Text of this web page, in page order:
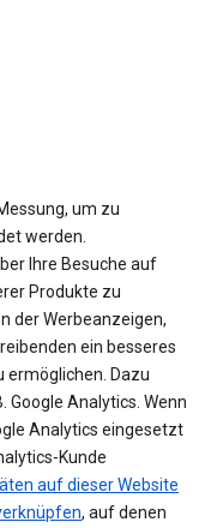
um zu
werden.
Ihre Besuche auf
Produkte zu
der Werbeanzeigen,
ein besseres
ermöglichen. Dazu
Google Analytics. Wenn
Analytics eingesetzt
Kunde
auf dieser Website
, auf denen